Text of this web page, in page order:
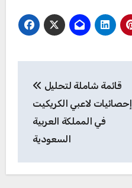
navigation
إحصائيات لاعبي الكريكيت
في المملكة العربية
السعودية